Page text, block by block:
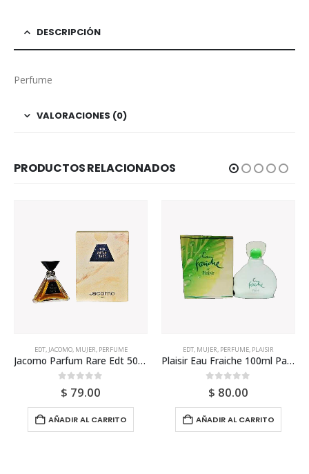
DESCRIPCIÓN
Perfume
VALORACIONES (0)
PRODUCTOS RELACIONADOS
EDT, JACOMO, MUJER PERFUME
Jacomo Parfum Rare Edt 50ml Para Mujer
0out of 5
$ 79.00
AÑADIR AL CARRITO
EDT MUJER PERFUME PLAISIR
Plaisir Eau Fraiche 100ml Para Mujer
0out of 5
$ 80.00
AÑADIR AL CARRITO